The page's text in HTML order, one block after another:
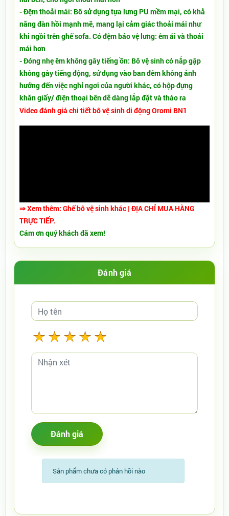
- Đệm thoải mái: Bô sử dụng tựa lưng PU mềm mại, có khả
năng đàn hồi mạnh mẽ, mang lại cảm giác thoải mái như
khi ngồi trên ghế sofa. Có đệm bảo vệ lưng: êm ái và thoải
mái hơn
- Đóng nhẹ êm không gây tiếng ồn: Bô vệ sinh có nắp gập
không gây tiếng động, sử dụng vào ban đêm không ảnh
hưởng đến việc nghỉ ngơi của người khác, có hộp đựng
khăn giấy/ điện thoại bên dễ dàng lắp đặt và tháo ra
Video đánh giá chi tiếtbô vệ sinh di động Oromi BN1
⇒ Xem thêm: Ghế bô vệ sinh khác | ĐỊA CHỈ MUA HÀNG
TRỰC TIẾP.
Cám ơn quý khách đã xem!
Đánh giá
Sản phẩm chưa có phản hồi nào